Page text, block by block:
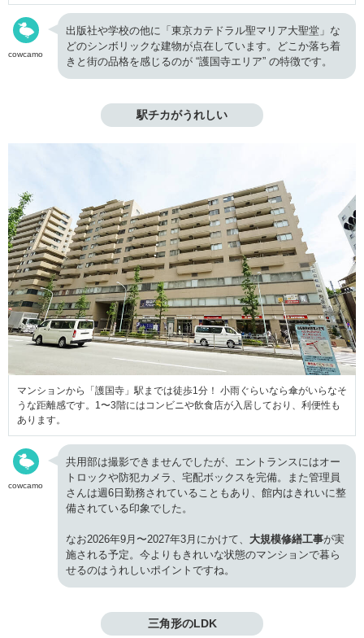
cowcamo
出版社や学校の他に「東京カテドラル聖マリア大聖堂」な
どのシンボリックな建物が点在しています。どこか落ち着
きと街の品格を感じるのが “護国寺エリア” の特徴です。
駅チカがうれしい
マンションから「護国寺」駅までは徒歩1分！ 小雨ぐらいなら傘がいらなそ
うな距離感です。1〜3階にはコンビニや飲食店が入居しており、利便性も
あります。
cowcamo
共用部は撮影できませんでしたが、エントランスにはオー
トロックや防犯カメラ、宅配ボックスを完備。また管理員
さんは週6日勤務されていることもあり、館内はきれいに整
備されている印象でした。
なお2026年9月〜2027年3月にかけて、 大規模修繕工事が実
施される予定。今よりもきれいな状態のマンションで暮ら
せるのはうれしいポイントですね。
三角形のLDK